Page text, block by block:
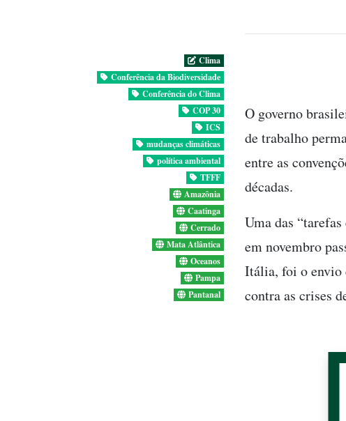
Clima
Conferência da Biodiversidade
Conferência do Clima
COP 30
ICS
mudanças climáticas
política ambiental
TFFF
Amazônia
Caatinga
Cerrado
Mata Atlântica
Oceanos
Pampa
Pantanal
O governo
de trabalho
entre as
décadas.
Uma das
em novembro
Itália, foi o envio
contra as crises